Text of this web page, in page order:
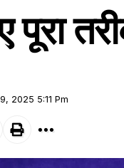
पूरा
2025 5:11 Pm